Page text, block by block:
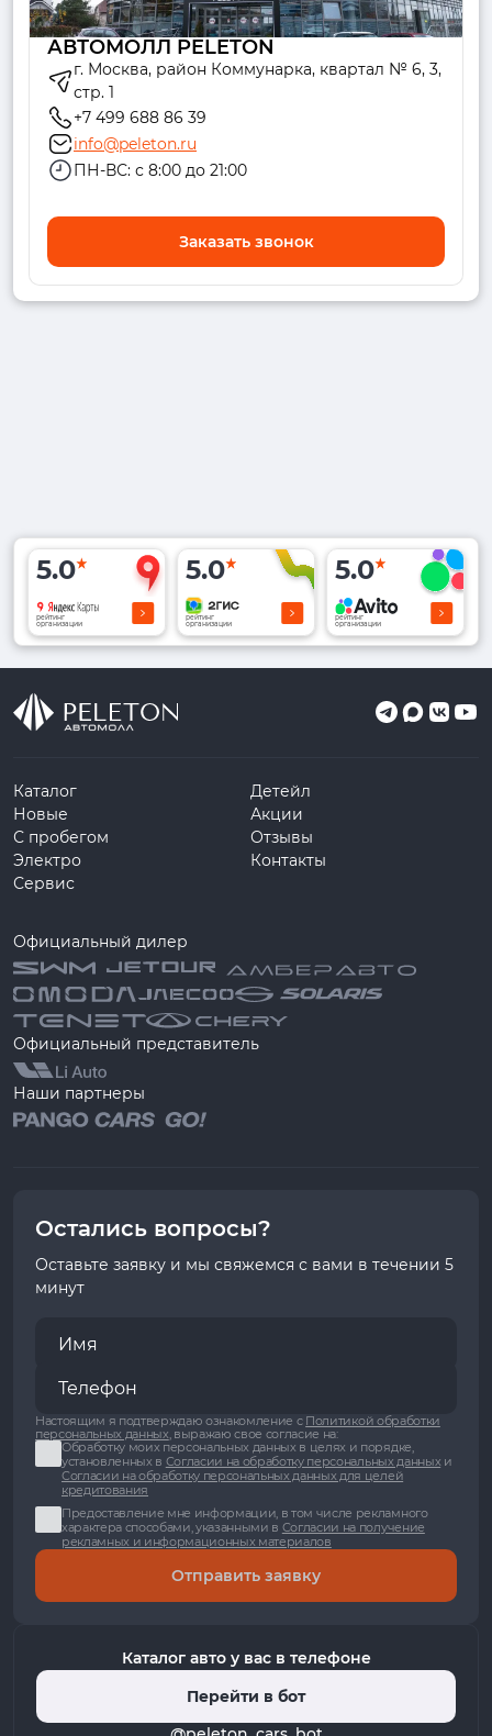
АВТОМОЛЛ PELETON
г. Москва, район Коммунарка, квартал № 6, 3,
стр. 1
+7 499 688 86 39
info@peleton.ru
ПН-ВС: с 8:00 до 21:00
Заказать звонок
5.0
рейтинг
организации
5.0
рейтинг
организации
5.0
рейтинг
организации
Каталог
Новые
С пробегом
Электро
Сервис
Детейл
Акции
Отзывы
Контакты
Официальный дилер
Официальный представитель
Наши партнеры
Остались вопросы?
Оставьте заявку и мы свяжемся с вами в течении 5
минут
Настоящим я подтверждаю ознакомление с Политикой обработки
персональных данных, выражаю свое согласие на:
Обработку моих персональных данных в целях и порядке,
установленных в Согласии на обработку персональных данныхи
Согласии на обработку персональных данных для целей
кредитования
Предоставление мне информации, в том числе рекламного
характера способами, указанными в Согласии на получение
рекламных и информационных материалов
Отправить заявку
Каталог авто у вас в телефоне
Перейти в бот